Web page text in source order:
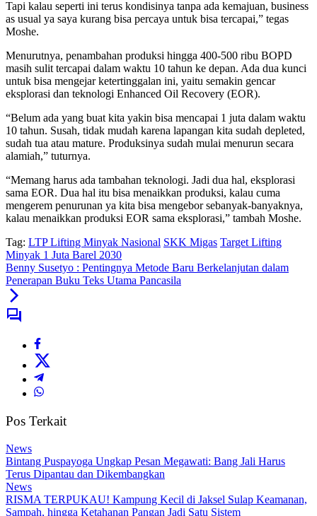
Tapi kalau seperti ini terus kondisinya tanpa ada kemajuan, business
as usual ya saya kurang bisa percaya untuk bisa tercapai,” tegas
Moshe.
Menurutnya, penambahan produksi hingga 400-500 ribu BOPD
masih sulit tercapai dalam waktu 10 tahun ke depan. Ada dua kunci
untuk bisa mengejar ketertinggalan ini, yaitu semakin gencar
eksplorasi dan teknologi Enhanced Oil Recovery (EOR).
“Belum ada yang buat kita yakin bisa mencapai 1 juta dalam waktu
10 tahun. Susah, tidak mudah karena lapangan kita sudah depleted,
sudah tua atau mature. Produksinya sudah mulai menurun secara
alamiah,” tuturnya.
“Memang harus ada tambahan teknologi. Jadi dua hal, eksplorasi
sama EOR. Dua hal itu bisa menaikkan produksi, kalau cuma
mengerem penurunan ya kita bisa mengebor sebanyak-banyaknya,
kalau menaikkan produksi EOR sama eksplorasi,” tambah Moshe.
Tag: LTP Lifting Minyak Nasional SKK Migas Target Lifting
Minyak 1 Juta Barel 2030
Benny Susetyo : Pentingnya Metode Baru Berkelanjutan dalam
Penerapan Buku Teks Utama Pancasila
Pos Terkait
News
Bintang Puspayoga Ungkap Pesan Megawati: Bang Jali Harus
Terus Dipantau dan Dikembangkan
News
RISMA TERPUKAU! Kampung Kecil di Jaksel Sulap Keamanan,
Sampah, hingga Ketahanan Pangan Jadi Satu Sistem